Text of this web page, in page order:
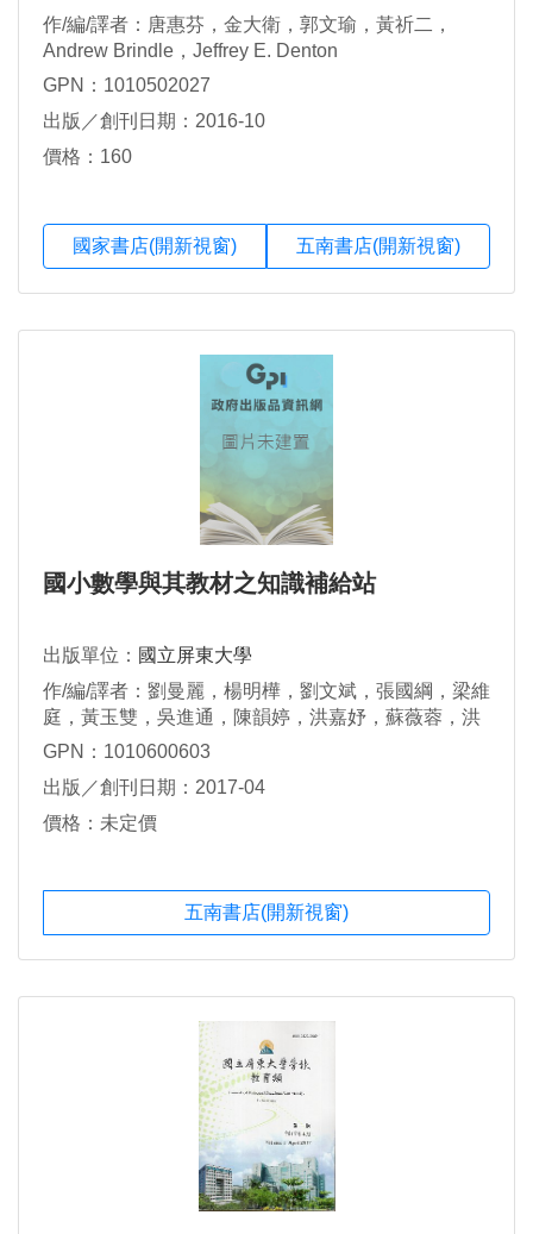
作/編/譯者：唐惠芬，金大衛，郭文瑜，黃祈二，
Andrew Brindle，Jeffrey E. Denton
GPN：1010502027
出版／創刊日期：2016-10
價格：160
國家書店(開新視窗) 五南書店(開新視窗)
國小數學與其教材之知識補給站
出版單位： 國立屏東大學
作/編/譯者：劉曼麗，楊明樺，劉文斌，張國綱，梁維
庭，黃玉雙，吳進通，陳韻婷，洪嘉妤，蘇薇蓉，洪
有情，李宏基，林筱娟，吳金聰，林子葉，李佳純，
GPN：1010600603
出版／創刊日期：2017-04
價格：未定價
五南書店(開新視窗)